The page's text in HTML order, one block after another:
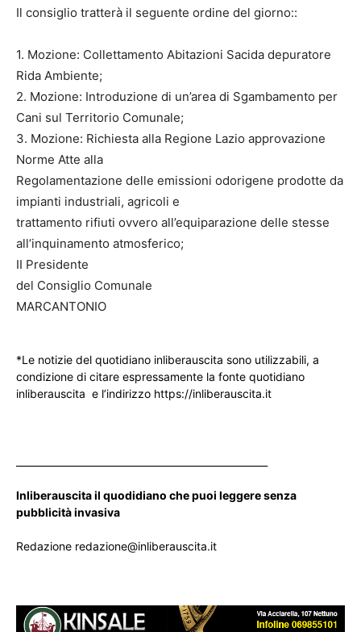
Il consiglio tratterà il seguente ordine del giorno::
1. Mozione: Collettamento Abitazioni Sacida depuratore
Rida Ambiente;
2. Mozione: Introduzione di un’area di Sgambamento per
Cani sul Territorio Comunale;
3. Mozione: Richiesta alla Regione Lazio approvazione
Norme Atte alla
Regolamentazione delle emissioni odorigene prodotte da
impianti industriali, agricoli e
trattamento rifiuti ovvero all’equiparazione delle stesse
all’inquinamento atmosferico;
II Presidente
del Consiglio Comunale
MARCANTONIO
*Le notizie del quotidiano inliberauscita sono utilizzabili, a
condizione di citare espressamente la fonte quotidiano
inliberauscita e l’indirizzo https://inliberauscita.it
Inliberauscita il quodidiano che puoi leggere senza
pubblicità invasiva
Redazione redazione@inliberauscita.it